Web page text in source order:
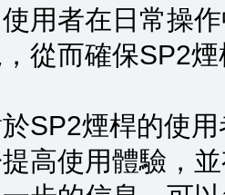
用者在日常操
從而確保SP2
SP2煙桿的使
高使用體驗，